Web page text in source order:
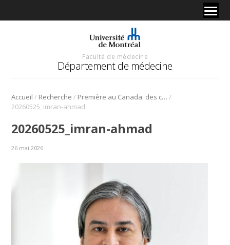
Faculté de médecine
Département de médecine
Accueil / Recherche / Première au Canada: des cellules CAR‑T allogéniques pour traiter des maladies auto‑immunes /
20260525_imran-ahmad
20260525_imran-ahmad
26 mai 2026